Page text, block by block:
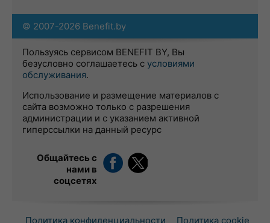
© 2007-2026 Benefit.by
Пользуясь сервисом BENEFIT BY, Вы
безусловно соглашаетесь с условиями
обслуживания.
Использование и размещение материалов с
сайта возможно только с разрешения
администрации и с указанием активной
гиперссылки на данный ресурс
Общайтесь с
нами в
соцсетях
Политика конфиденциальности Политика cookie